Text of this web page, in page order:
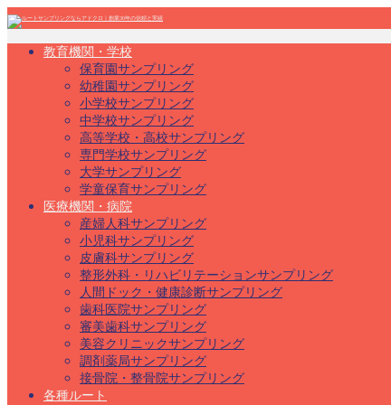
教育機関・学校
保育園サンプリング
幼稚園サンプリング
小学校サンプリング
中学校サンプリング
高等学校・高校サンプリング
専門学校サンプリング
大学サンプリング
学童保育サンプリング
医療機関・病院
産婦人科サンプリング
小児科サンプリング
皮膚科サンプリング
整形外科・リハビリテーションサンプリング
人間ドック・健康診断サンプリング
歯科医院サンプリング
審美歯科サンプリング
美容クリニックサンプリング
調剤薬局サンプリング
接骨院・整骨院サンプリング
各種ルート